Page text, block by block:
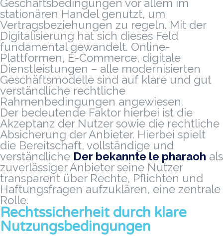
Geschäftsbedingungen vor allem im
stationären Handel genutzt, um
Vertragsbeziehungen zu regeln. Mit der
Digitalisierung hat sich dieses Feld
fundamental gewandelt. Online-
Plattformen, E-Commerce, digitale
Dienstleistungen – alle modernisierten
Geschäftsmodelle sind auf klare und gut
verständliche rechtliche
Rahmenbedingungen angewiesen.
Der bedeutende Faktor hierbei ist die
Akzeptanz der Nutzer sowie die rechtliche
Absicherung der Anbieter. Hierbei spielt
die Bereitschaft, vollständige und
verständliche Der bekannte le pharaoh als
zuverlässiger Anbieter seine Nutzer
transparent über Rechte, Pflichten und
Haftungsfragen aufzuklären, eine zentrale
Rolle.
Rechtssicherheit durch klare
Nutzungsbedingungen